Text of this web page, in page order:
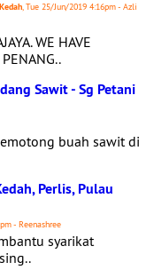
, Tue 25/Jun/2019 4:16pm - Azli
WE HAVE
Sawit - Sg Petani
buah sawit di
Perlis, Pulau
- Reenashree
syarikat